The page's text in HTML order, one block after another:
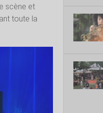
scène et
toute la